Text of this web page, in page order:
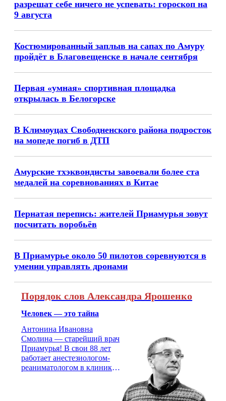
разрешат себе ничего не успевать: гороскоп на
9 августа
Костюмированный заплыв на сапах по Амуру
пройдёт в Благовещенске в начале сентября
Первая «умная» спортивная площадка
открылась в Белогорске
В Климоуцах Свободненского района подросток
на мопеде погиб в ДТП
Амурские тхэквондисты завоевали более ста
медалей на соревнованиях в Китае
Пернатая перепись: жителей Приамурья зовут
посчитать воробьёв
В Приамурье около 50 пилотов соревнуются в
умении управлять дронами
Порядок слов Александра Ярошенко
Человек — это тайна
Антонина Ивановна
Смолина — старейший врач
Приамурья! В свои 88 лет
работает анестезиологом-
реаниматологом в клинике